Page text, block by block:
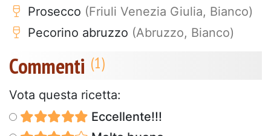
Prosecco (Friuli Venezia Giulia, Bianco)
Pecorino abruzzo (Abruzzo, Bianco)
Commenti
Vota questa ricetta:
Eccellente!!!